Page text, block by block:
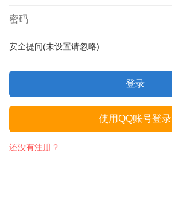
安全提问(未设置请忽略)
登录
使用QQ账号登录
还没有注册？